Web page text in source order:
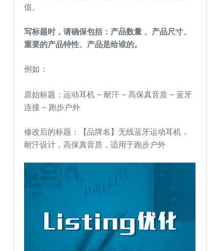
值。
写标题时，请确保包括：产品数量 、产品尺寸、
重要的产品特性、产品是给谁的。
例如：
原始标题：运动耳机 – 耐汗 – 高保真音质 – 蓝牙
连接 – 跑步户外
修改后的标题：【品牌名】无线蓝牙运动耳机，
耐汗设计，高保真音质，适用于跑步户外